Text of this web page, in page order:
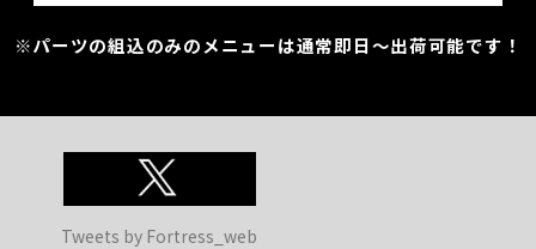
※パーツの組込のみのメニューは通常即日～出荷可能です！
Tweets by Fortress_web